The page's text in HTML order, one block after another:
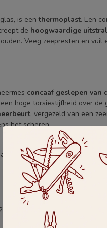
is eenthermoplast. Een
de hoogwaardige
Veeg zeepresten en vuil
concaaf geslepen van
hoge torsiestijfheid over
, vergezeld van een
het scheren.
materialen die verwerkt zijn
of te ruilen.
versierd met gravure op de